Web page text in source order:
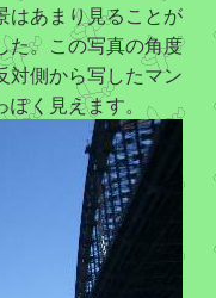
はあまり見ることが
た。この写真の角度
対側から写したマン
く見えます。